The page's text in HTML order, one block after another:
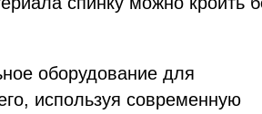
оборудование для
используя современную